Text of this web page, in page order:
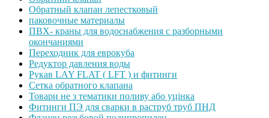
Обратный клапан лепестковый
паковочные материалы
ПВХ- краны для водоснабжения с разборными
окончаниями
Переходник для еврокуба
Редуктор давления воды
Рукав LAY FLAT ( LFT ) и фитинги
Сетка обратного клапана
Товари не з тематики поливу або уцінка
Фитинги ПЭ для сварки в раструб труб ПНД